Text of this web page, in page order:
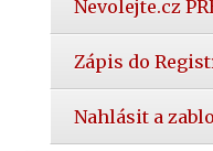
Nevolejte.cz
Zápis do
Nahlásit a